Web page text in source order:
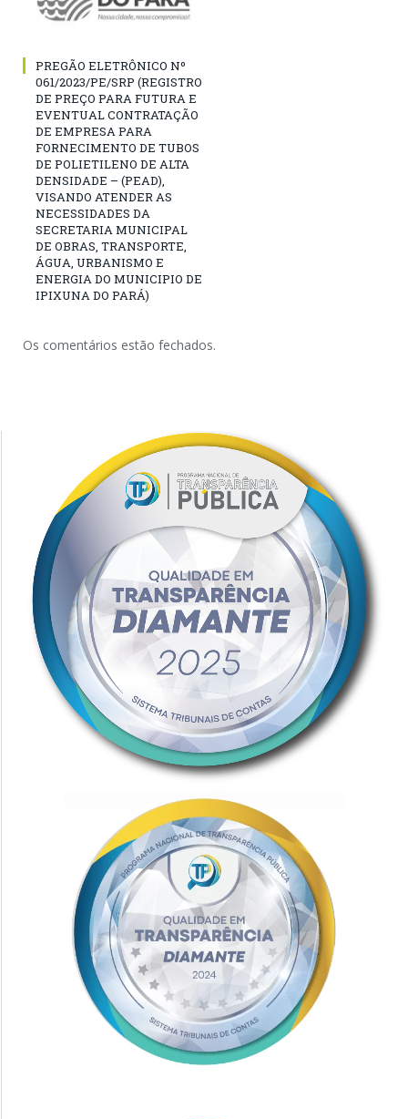
PREGÃO ELETRÔNICO Nº
061/2023/PE/SRP (REGISTRO
DE PREÇO PARA FUTURA E
EVENTUAL CONTRATAÇÃO
DE EMPRESA PARA
FORNECIMENTO DE TUBOS
DE POLIETILENO DE ALTA
DENSIDADE – (PEAD),
VISANDO ATENDER AS
NECESSIDADES DA
SECRETARIA MUNICIPAL
DE OBRAS, TRANSPORTE,
ÁGUA, URBANISMO E
ENERGIA DO MUNICIPIO DE
IPIXUNA DO PARÁ)
Os comentários estão fechados.